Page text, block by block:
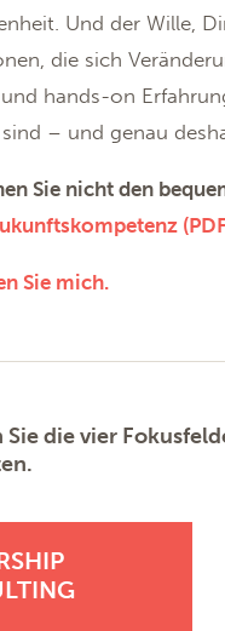
Und der Wille,
die sich
hands-on
– und genau
Sie nicht den
Sie mich.
Sie die vier